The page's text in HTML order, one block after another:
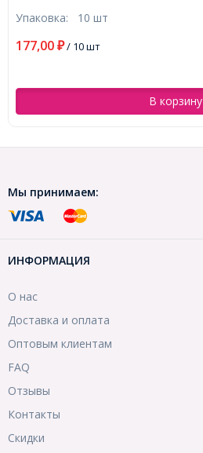
Упаковка: 10 шт
177,00 ₽/ 10 шт
В корзину
Мы принимаем:
ИНФОРМАЦИЯ
О нас
Доставка и оплата
Оптовым клиентам
FAQ
Отзывы
Контакты
Скидки